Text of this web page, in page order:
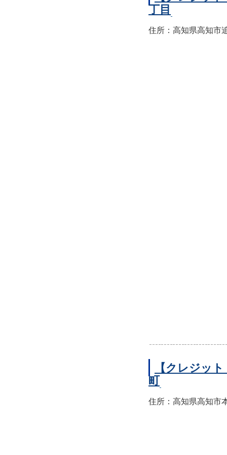
丁目
住所：高知県高知市
【クレジッ
町
住所：高知県高知市